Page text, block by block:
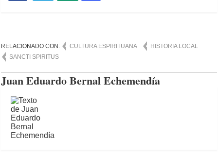
RELACIONADO CON: CULTURA ESPIRITUANA
HISTORIA LOCAL
SANCTI SPIRITUS
Juan Eduardo Bernal Echemendía